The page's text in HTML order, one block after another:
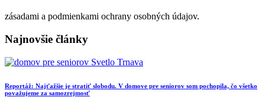
zásadami a podmienkami ochrany osobných údajov.
Najnovšie články
Reportáž: Najťažšie je stratiť slobodu. V domove pre seniorov som pochopila, čo všetko
považujeme za samozrejmosť